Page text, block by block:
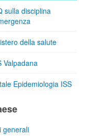
sulla disciplina
della salute
Valpadana
Epidemiologia ISS
generali